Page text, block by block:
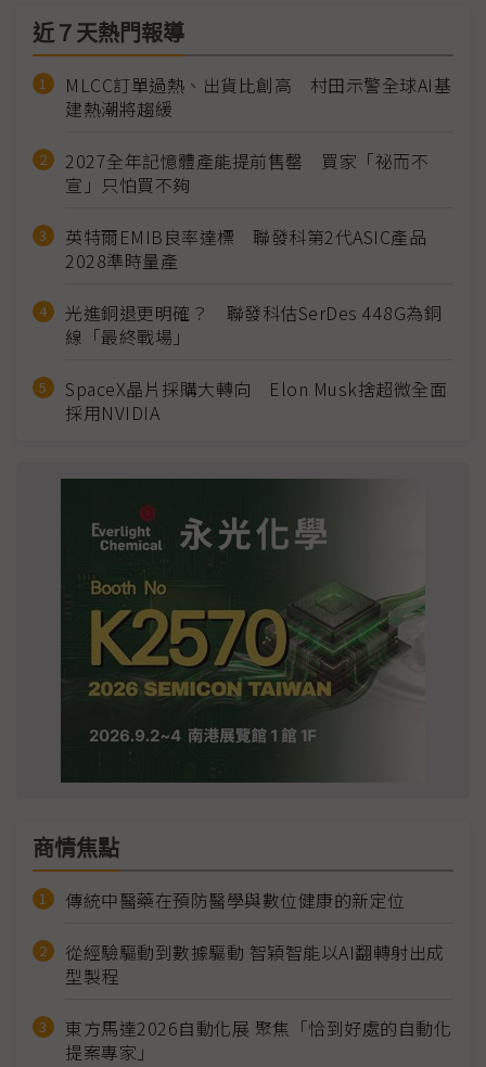
近７天熱門報導
MLCC訂單過熱、出貨比創高 村田示警全球AI基
建熱潮將趨緩
2027全年記憶體產能提前售罄 買家「祕而不
宣」只怕買不夠
英特爾EMIB良率達標 聯發科第2代ASIC產品
2028準時量產
光進銅退更明確？ 聯發科估SerDes 448G為銅
線「最終戰場」
SpaceX晶片採購大轉向 Elon Musk捨超微全面
採用NVIDIA
商情焦點
傳統中醫藥在預防醫學與數位健康的新定位
從經驗驅動到數據驅動 智穎智能以AI翻轉射出成
型製程
東方馬達2026自動化展 聚焦「恰到好處的自動化
提案專家」